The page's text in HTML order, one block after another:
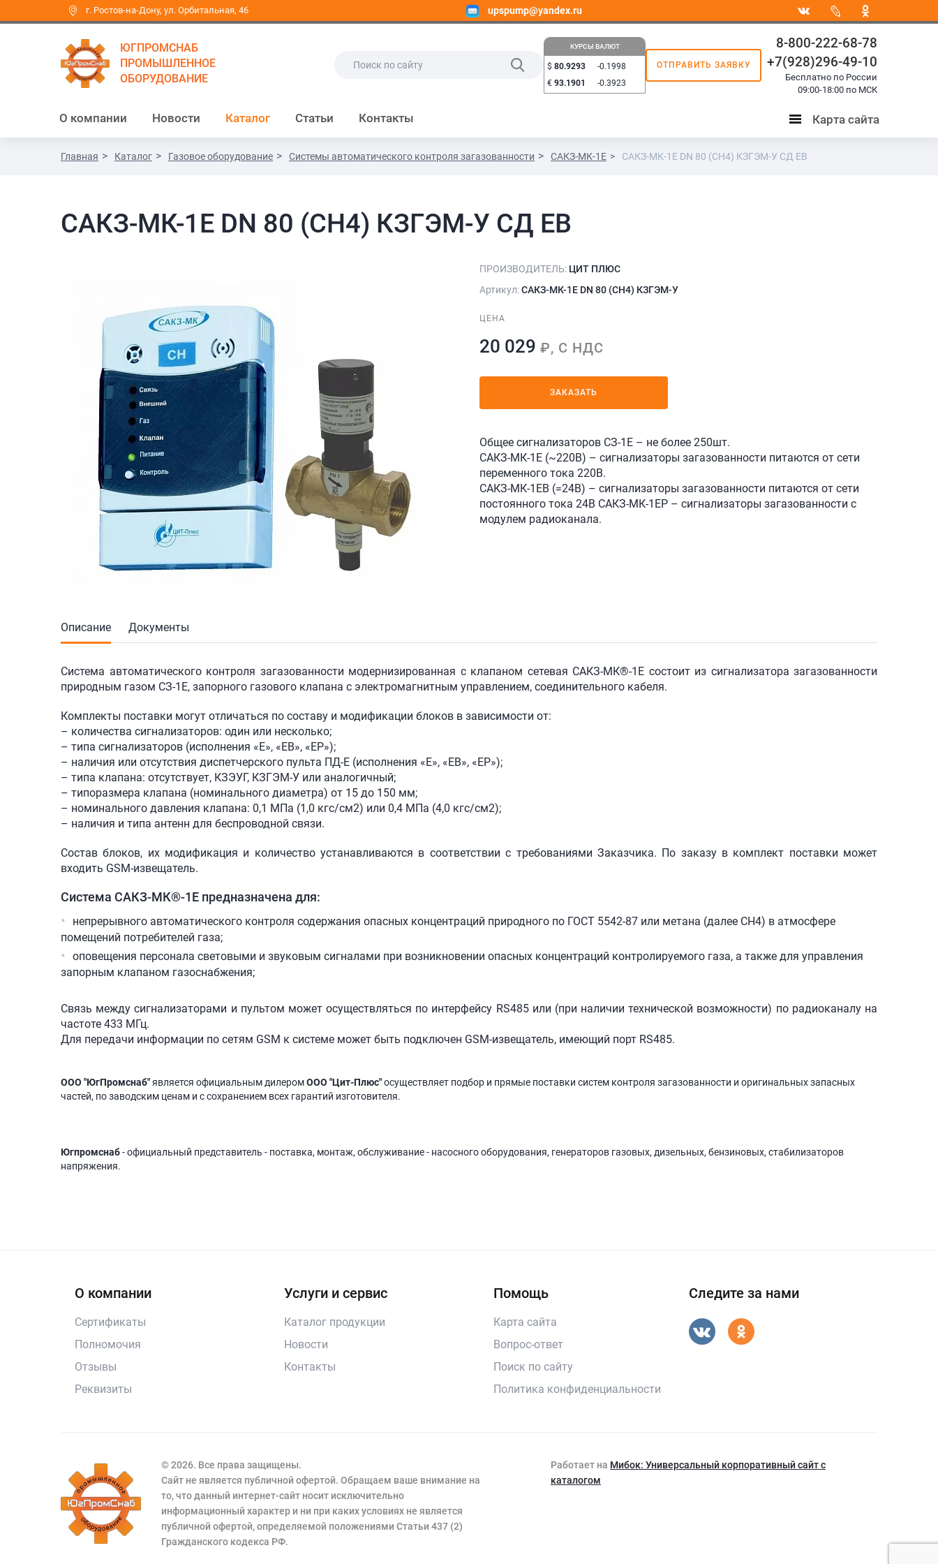
г. Ростов-на-Дону, ул. Орбитальная, 46 upspump@yandex.ru
ЮГПРОМСНАБ
ПРОМЫШЛЕННОЕ
ОБОРУДОВАНИЕ
КУРСЫ ВАЛЮТ
$ 80.9293
€ 93.1901
-0.1998
-0.3923
ОТПРАВИТЬ ЗАЯВКУ
8-800-222-68-78
+7(928)296-49-10
Бесплатно по России
09:00-18:00 по МСК
О компании Новости Каталог Статьи Контакты
Карта
сайта
Карта сайта
Главная Каталог Газовое оборудование Системы автоматического контроля загазованности САКЗ-МК-1Е САКЗ-МК-1Е DN 80 (СН4) КЗГЭМ-У СД ЕВ
САКЗ-МК-1Е DN 80 (СН4) КЗГЭМ-У СД ЕВ
ПРОИЗВОДИТЕЛЬ: ЦИТ ПЛЮС
Артикул:САКЗ-МК-1Е DN 80 (СН4) КЗГЭМ-У
ЦЕНА
20 029 ₽, С НДС
ЗАКАЗАТЬ
Общее сигнализаторов СЗ-1Е – не более 250шт.
САКЗ-МК-1Е (~220В) – сигнализаторы загазованности питаются от сети
переменного тока 220В.
САКЗ-МК-1ЕВ (=24В) – сигнализаторы загазованности питаются от сети
постоянного тока 24В САКЗ-МК-1ЕР – сигнализаторы загазованности с
модулем радиоканала.
Описание Документы
Система автоматического контроля загазованности модернизированная с клапаном сетевая САКЗ-МК®-1Е состоит из сигнализатора загазованности
природным газом СЗ-1Е, запорного газового клапана с электромагнитным управлением, соединительного кабеля.
Комплекты поставки могут отличаться по составу и модификации блоков в зависимости от:
– количества сигнализаторов: один или несколько;
– типа сигнализаторов (исполнения «Е», «ЕВ», «ЕР»);
– наличия или отсутствия диспетчерского пульта ПД-Е (исполнения «Е», «ЕВ», «ЕР»);
– типа клапана: отсутствует, КЗЭУГ, КЗГЭМ-У или аналогичный;
– типоразмера клапана (номинального диаметра) от 15 до 150 мм;
– номинального давления клапана: 0,1 МПа (1,0 кгс/см2) или 0,4 МПа (4,0 кгс/см2);
– наличия и типа антенн для беспроводной связи.
Состав блоков, их модификация и количество устанавливаются в соответствии с требованиями Заказчика. По заказу в комплект поставки может
входить GSM-извещатель.
Система САКЗ-МК®-1Е предназначена для:
непрерывного автоматического контроля содержания опасных концентраций природного по ГОСТ 5542-87 или метана (далее СН4) в атмосфере
помещений потребителей газа;
оповещения персонала световыми и звуковым сигналами при возникновении опасных концентраций контролируемого газа, а также для управления
запорным клапаном газоснабжения;
Связь между сигнализаторами и пультом может осуществляться по интерфейсу RS485 или (при наличии технической возможности) по радиоканалу на
частоте 433 МГц.
Для передачи информации по сетям GSM к системе может быть подключен GSM-извещатель, имеющий порт RS485.
ООО "ЮгПромснаб"является официальным дилеромООО "Цит-Плюс"осуществляет подбор и прямые поставки систем контроля загазованности и оригинальных запасных
частей, по заводским ценам и с сохранением всех гарантий изготовителя.
Югпромснаб- официальный представитель - поставка, монтаж, обслуживание - насосного оборудования, генераторов газовых, дизельных, бензиновых, стабилизаторов
напряжения.
О компании
Сертификаты
Полномочия
Отзывы
Реквизиты
Услуги и сервис
Каталог продукции
Новости
Контакты
Помощь
Карта сайта
Вопрос-ответ
Поиск по сайту
Политика конфиденциальности
Следите за нами
© 2026. Все права защищены.
Сайт не является публичной офертой. Обращаем ваше внимание на
то, что данный интернет-сайт носит исключительно
информационный характер и ни при каких условиях не является
публичной офертой, определяемой положениями Статьи 437 (2)
Гражданского кодекса РФ.
Работает на Мибок: Универсальный корпоративный сайт с
каталогом